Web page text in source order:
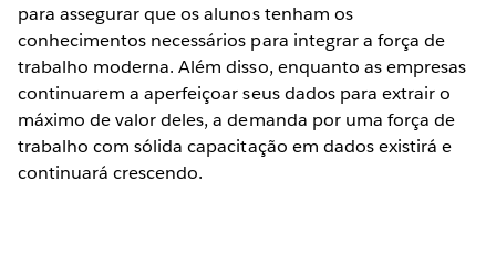
para assegurar que os alunos tenham os
conhecimentos necessários para integrar a força de
trabalho moderna. Além disso, enquanto as empresas
continuarem a aperfeiçoar seus dados para extrair o
máximo de valor deles, a demanda por uma força de
trabalho com sólida capacitação em dados existirá e
continuará crescendo.